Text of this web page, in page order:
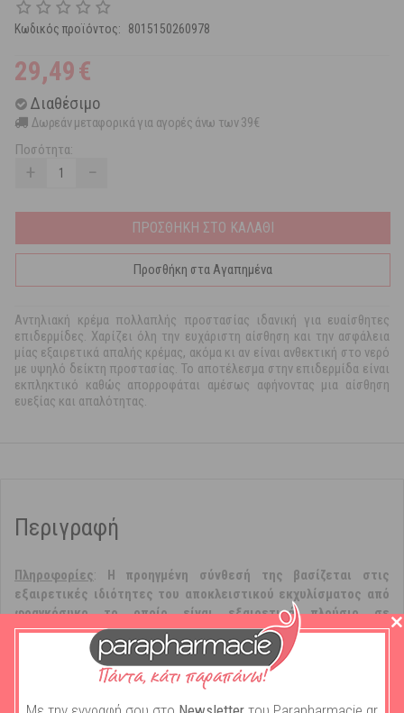
Κωδικός προϊόντος: 8015150260978
29,49€
Διαθέσιμο
Δωρεάν μεταφορικά για αγορές άνω των 39€
Ποσότητα:
+ −
ΠΡΟΣΘΗΚΗ ΣΤΟ ΚΑΛΑΘΙ
Προσθήκη στα Αγαπημένα
Αντηλιακή κρέμα πολλαπλής προστασίας ιδανική για ευαίσθητες
επιδερμίδες. Χαρίζει όλη την ευχάριστη αίσθηση και την ασφάλεια
μίας εξαιρετικά απαλής κρέμας, ακόμα κι αν είναι ανθεκτική στο νερό
με υψηλό δείκτη προστασίας. Το αποτέλεσμα στην επιδερμίδα είναι
εκπληκτικό καθώς απορροφάται αμέσως αφήνοντας μια αίσθηση
ευεξίας και απαλότητας.
Περιγραφή
Πληροφoρίες: Η προηγμένη σύνθεσή της βασίζεται στις
εξαιρετικές ιδιότητες του αποκλειστικού εκχυλίσματος από
φραγκόσυκο το οποίο είναι εξαιρετικά πλούσιο σε
φλαβονοειδή, πολυσακχαρίτες και βιταμίνες με εξαιρετικές
ενυδατικές, καταπραϋντικές και αντιοξειδωτικές ιδιότητες.
Παρέχει πολλαπλή προστασία στα δερματικά κύτταρα χάρη σε ένα